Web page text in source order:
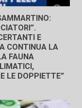
E
CONTINUA LA
FAUNA
LE DOPPIETTE”